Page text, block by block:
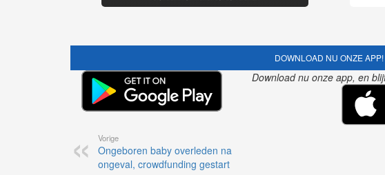
DOWNLOAD NU ONZE APP!
Download nu onze app, en
Vorige
Ongeboren baby overleden na
ongeval, crowdfunding gestart